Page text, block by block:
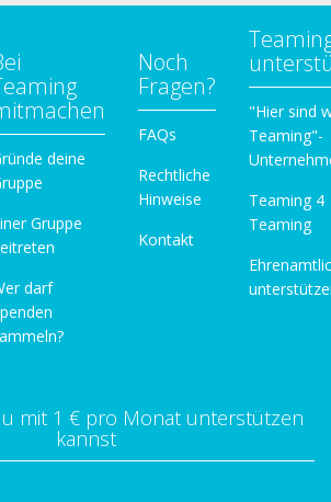
deine
Gruppe
darf
Noch
Fragen?
FAQs
Rechtliche
Hinweise
Kontakt
"Hier sind
Teaming"-
Teaming 4
Teaming
mit 1 € pro Monat unterstützen
kannst